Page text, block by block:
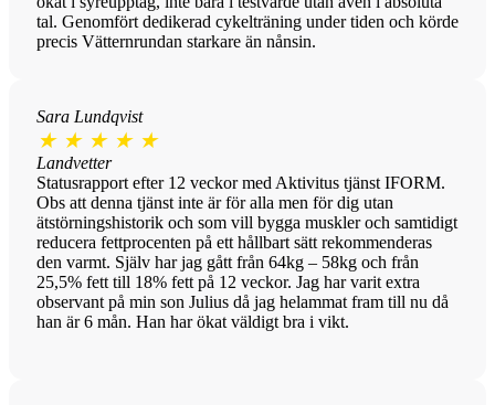
tal. Genomfört dedikerad cykelträning under tiden och körde
precis Vätternrundan starkare än nånsin.
Sara Lundqvist
★ ★ ★ ★ ★
Landvetter
Statusrapport efter 12 veckor med Aktivitus tjänst IFORM.
Obs att denna tjänst inte är för alla men för dig utan
ätstörningshistorik och som vill bygga muskler och samtidigt
reducera fettprocenten på ett hållbart sätt rekommenderas
den varmt. Själv har jag gått från 64kg – 58kg och från
25,5% fett till 18% fett på 12 veckor. Jag har varit extra
observant på min son Julius då jag helammat fram till nu då
han är 6 mån. Han har ökat väldigt bra i vikt.